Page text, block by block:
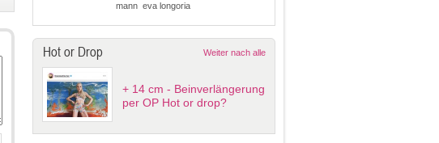
mann eva longoria
Hot or Drop Weiter nach alle
+ 14 cm - Beinverlängerung
per OP Hot or drop?